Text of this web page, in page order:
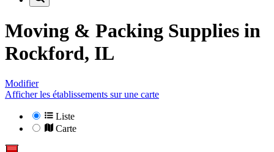
Moving & Packing Supplies in
Rockford, IL
Modifier
Afficher les établissements sur une carte
Liste
Carte